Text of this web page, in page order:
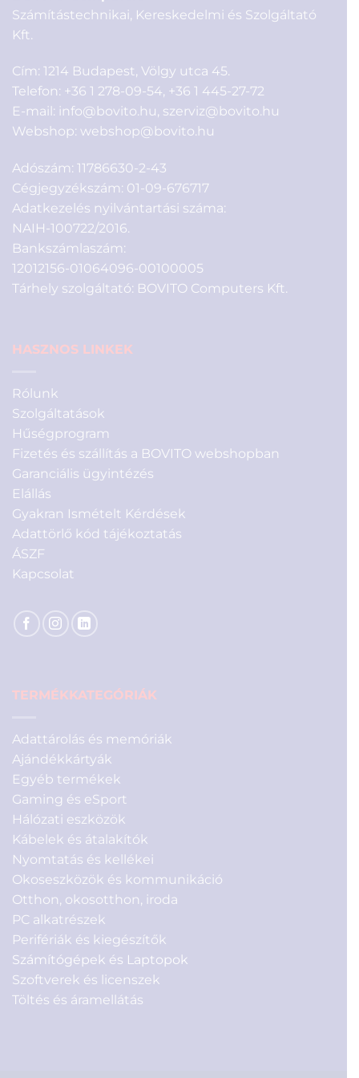
Számítástechnikai, Kereskedelmi és Szolgáltató
Kft.
Cím: 1214 Budapest, Völgy utca 45.
Telefon: +36 1 278-09-54, +36 1 445-27-72
E-mail: info@bovito.hu, szerviz@bovito.hu
Webshop: webshop@bovito.hu
Adószám: 11786630-2-43
Cégjegyzékszám: 01-09-676717
Adatkezelés nyilvántartási száma:
NAIH-100722/2016.
Bankszámlaszám:
12012156-01064096-00100005
Tárhely szolgáltató: BOVITO Computers Kft.
HASZNOS LINKEK
Rólunk
Szolgáltatások
Hűségprogram
Fizetés és szállítás a BOVITO webshopban
Garanciális ügyintézés
Elállás
Gyakran Ismételt Kérdések
Adattörlő kód tájékoztatás
ÁSZF
Kapcsolat
TERMÉKKATEGÓRIÁK
Adattárolás és memóriák
Ajándékkártyák
Egyéb termékek
Gaming és eSport
Hálózati eszközök
Kábelek és átalakítók
Nyomtatás és kellékei
Okoseszközök és kommunikáció
Otthon, okosotthon, iroda
PC alkatrészek
Perifériák és kiegészítők
Számítógépek és Laptopok
Szoftverek és licenszek
Töltés és áramellátás